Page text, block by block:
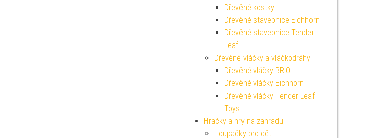
Dřevěné kostky
Dřevěné stavebnice Eichhorn
Dřevěné stavebnice Tender
Leaf
Dřevěné vláčky a vláčkodráhy
Dřevěné vláčky BRIO
Dřevěné vláčky Eichhorn
Dřevěné vláčky Tender Leaf
Toys
Hračky a hry na zahradu
Houpačky pro děti